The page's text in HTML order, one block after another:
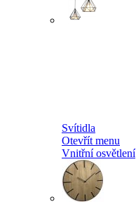
Svítidla
Otevřít menu
Vnitřní osvětlení